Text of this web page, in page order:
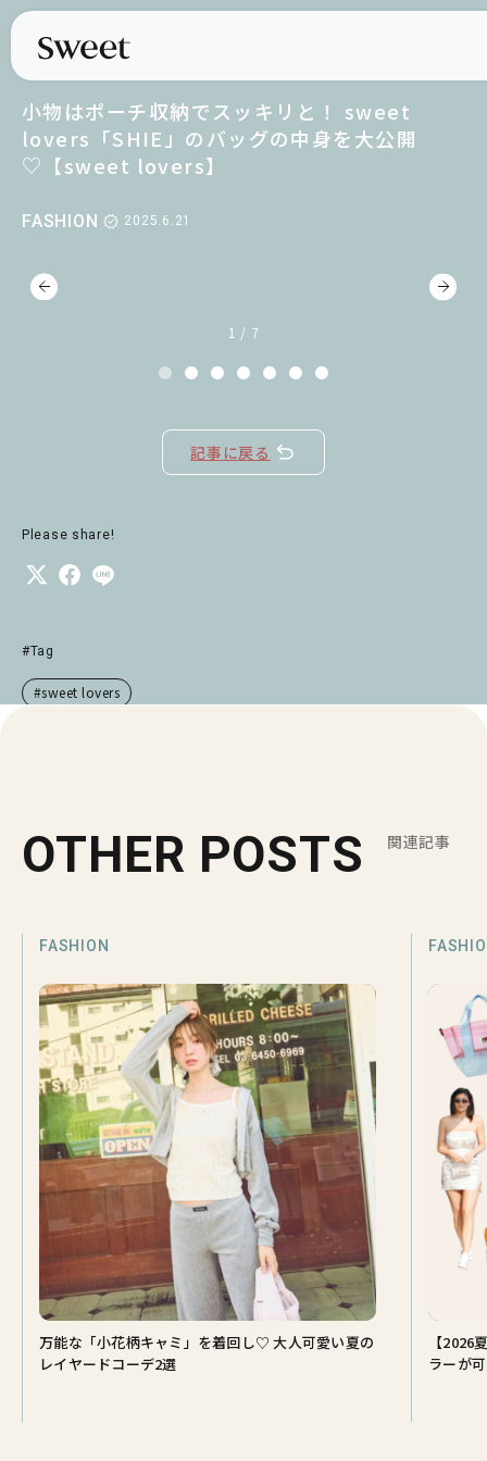
FASHION 2025.6.21
小物はポーチ収納でスッキリと！ sweet
lovers「SHIE」のバッグの中身を大公開
♡【sweet lovers】
1 / 7
記事に戻る
Please share!
#Tag
#sweet lovers
OTHER POSTS 関連記事
FASHION
万能な「小花柄キャミ」を着回し♡ 大人可愛い夏の
レイヤードコーデ2選
【
ラーが